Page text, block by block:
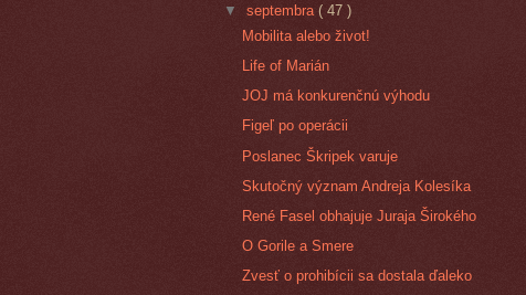
▼septembra( 47 )
Mobilita alebo život!
Life of Marián
JOJ má konkurenčnú výhodu
Figeľ po operácii
Poslanec Škripek varuje
Skutočný význam Andreja Kolesíka
René Fasel obhajuje Juraja Širokého
O Gorile a Smere
Zvesť o prohibícii sa dostala ďaleko